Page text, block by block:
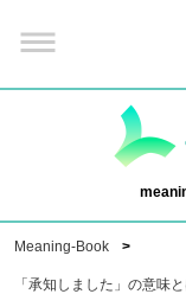
Meaning-Book
「承知しました」の意味